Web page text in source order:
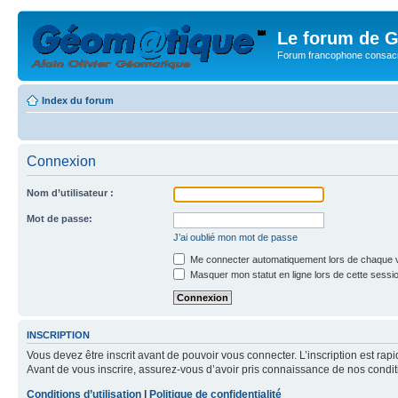
Le forum de
Forum francophone
Index du forum
Connexion
Nom d’utilisateur :
Mot de passe:
J’ai oublié mon mot de passe
Me connecter automatiquement lors de chaque
Masquer mon statut en ligne lors de cette
INSCRIPTION
Vous devez être inscrit avant de pouvoir vous connecter. L’inscription est
Avant de vous inscrire, assurez-vous d’avoir pris connaissance de nos
Conditions d’utilisation
Politique de confidentialité